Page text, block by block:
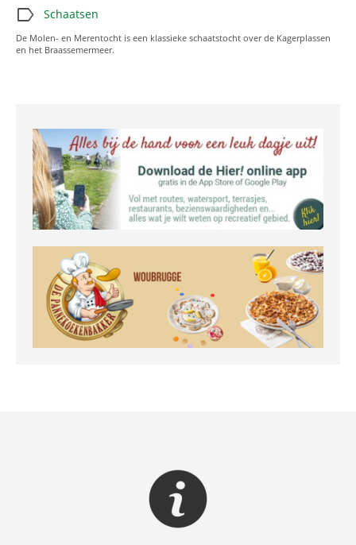
label Schaatsen
De Molen- en Merentocht is een klassieke schaatstocht over de Kagerplassen
en het Braassemermeer.